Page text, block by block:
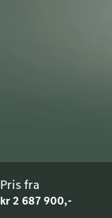
Pris fra
kr 2 687 900,-